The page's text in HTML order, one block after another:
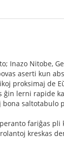
Inazo Nitobe,
aserti kun
proksimaj de
ĝin lerni rapide
bona saltotabulo
fariĝas
kreskas